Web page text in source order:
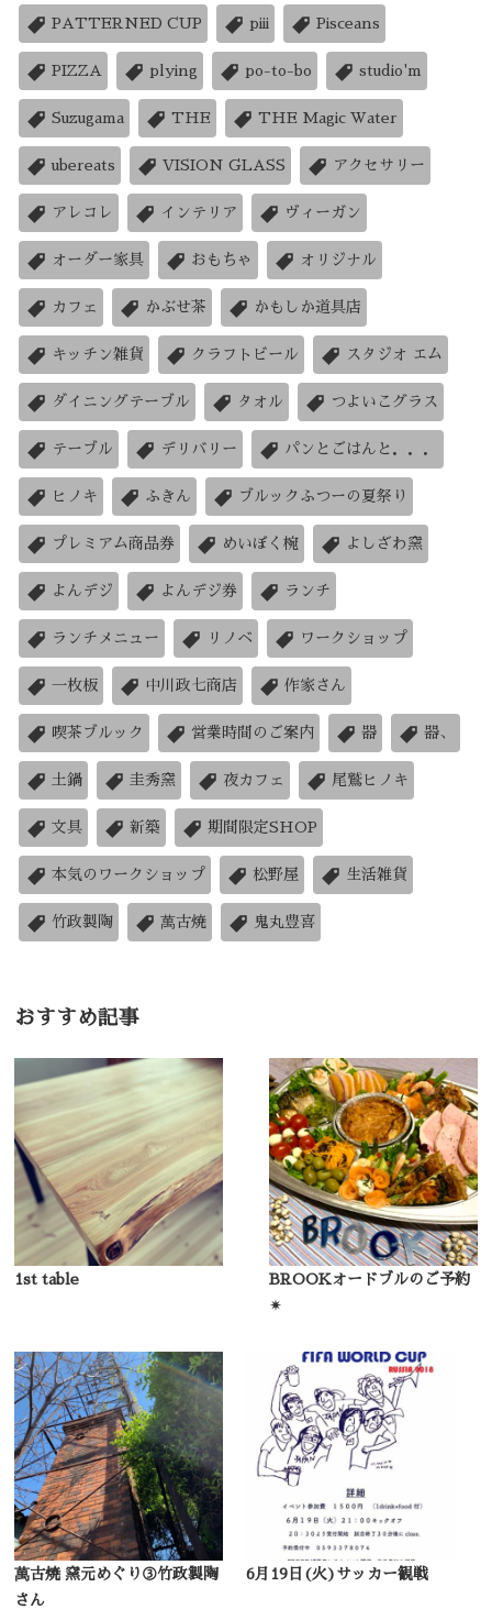
PATTERNED CUP piii Pisceans
PIZZA plying po-to-bo studio'm
Suzugama THE THE Magic Water
ubereats VISION GLASS アクセサリー
アレコレ インテリア ヴィーガン
オーダー家具 おもちゃ オリジナル
カフェ かぶせ茶 かもしか道具店
キッチン雑貨 クラフトビール スタジオ エム
ダイニングテーブル タオル つよいこグラス
テーブル デリバリー パンとごはんと．．．
ヒノキ ふきん ブルックふつーの夏祭り
プレミアム商品券 めいぼく椀 よしざわ窯
よんデジ よんデジ券 ランチ
ランチメニュー リノベ ワークショップ
一枚板 中川政七商店 作家さん
喫茶ブルック 営業時間のご案内 器 器、
土鍋 圭秀窯 夜カフェ 尾鷲ヒノキ
文具 新築 期間限定SHOP
本気のワークショップ 松野屋 生活雑貨
竹政製陶 萬古焼 鬼丸豊喜
おすすめ記事
1st table
BROOKオードブルのご予約
✴︎
萬古焼 窯元めぐり③竹政製陶
さん
6月19日(火)サッカー観戦